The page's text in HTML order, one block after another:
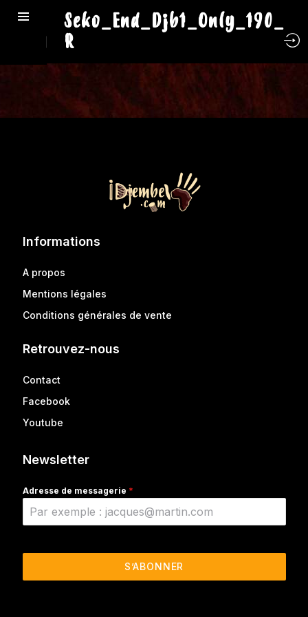
Seko_End_Djb1_Only_190_
R
Informations
A propos
Mentions légales
Conditions générales de vente
Retrouvez-nous
Contact
Facebook
Youtube
Newsletter
Adresse de messagerie *
S’ABONNER